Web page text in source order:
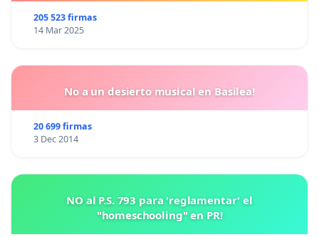
205 523 firmas
14 Mar 2025
No a un desierto musical en Basilea!
20 699 firmas
3 Dec 2014
NO al P.S. 793 para 'reglamentar' el
"homeschooling" en PR!